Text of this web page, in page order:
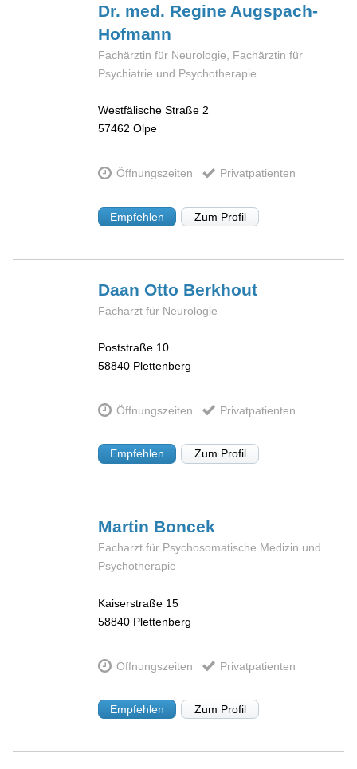
Dr. med. Regine Augspach-
Hofmann
Fachärztin für Neurologie, Fachärztin für
Psychiatrie und Psychotherapie
Westfälische Straße 2
57462 Olpe
Öffnungszeiten Privatpatienten
Empfehlen Zum Profil
Daan Otto Berkhout
Facharzt für Neurologie
Poststraße 10
58840 Plettenberg
Öffnungszeiten Privatpatienten
Empfehlen Zum Profil
Martin Boncek
Facharzt für Psychosomatische Medizin und
Psychotherapie
Kaiserstraße 15
58840 Plettenberg
Öffnungszeiten Privatpatienten
Empfehlen Zum Profil